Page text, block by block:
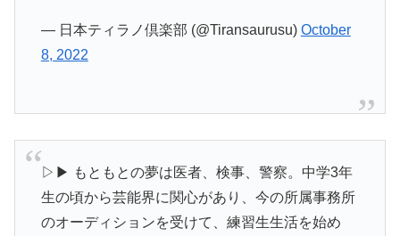
— 日本ティラノ倶楽部 (@Tiransaurusu) October
8, 2022
▷▶ もともとの夢は医者、検事、警察。中学3年
生の頃から芸能界に関心があり、今の所属事務所
のオーディションを受けて、練習生生活を始め